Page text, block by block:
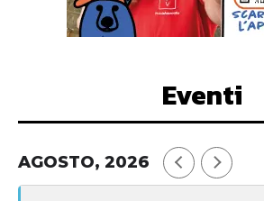
Eventi
AGOSTO, 2026